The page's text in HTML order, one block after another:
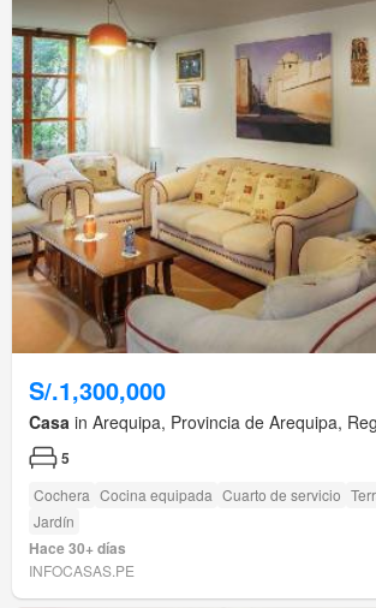
S/.1,300,000
Casa in Arequipa, Provincia de Arequipa,
5
Cochera Cocina equipada Cuarto de servicio
Jardín
Hace 30+ días
INFOCASAS.PE